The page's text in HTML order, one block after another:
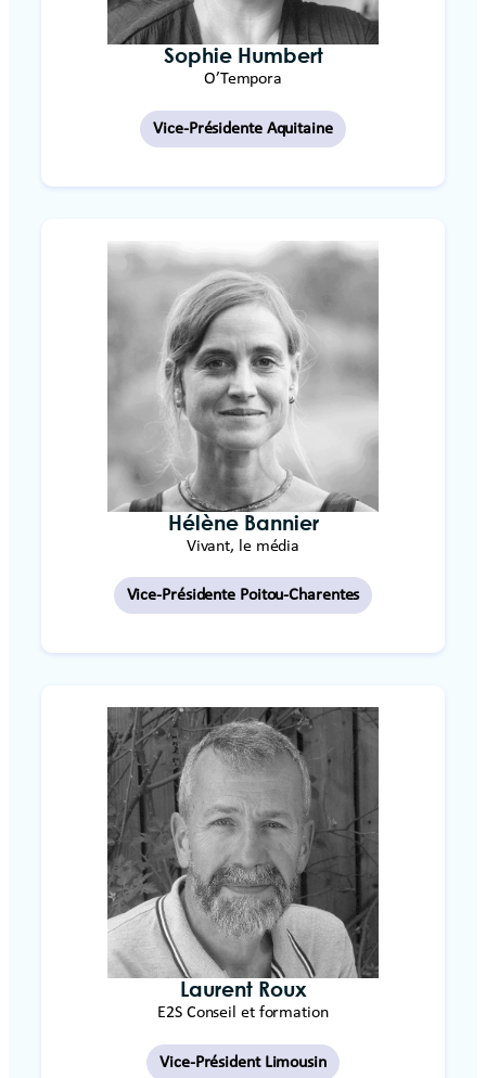
Sophie Humbert
O’Tempora
Vice-Présidente Aquitaine
Hélène Bannier
Vivant, le média
Vice-Présidente Poitou-Charentes
Laurent Roux
E2S Conseil et formation
Vice-Président Limousin